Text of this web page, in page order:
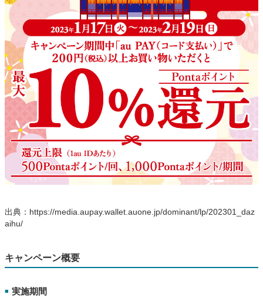
出典：https://media.aupay.wallet.auone.jp/dominant/lp/202301_daz
aihu/
キャンペーン概要
■ 実施期間